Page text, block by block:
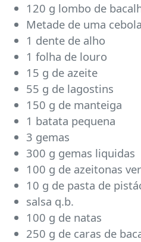
120 g lombo de
Metade de uma
1 dente de alho
1 folha de louro
15 g de azeite
55 g de lagostins
150 g de manteiga
1 batata pequena
3 gemas
300 g gemas liquidas
100 g de azeitonas
10 g de pasta de
salsa q.b.
100 g de natas
250 g de caras de